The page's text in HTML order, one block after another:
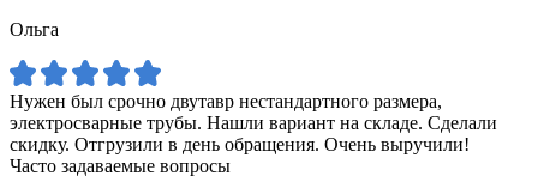
Ольга
Нужен был срочно двутавр нестандартного размера,
электросварные трубы. Нашли вариант на складе. Сделали
скидку. Отгрузили в день обращения. Очень выручили!
Часто задаваемые вопросы